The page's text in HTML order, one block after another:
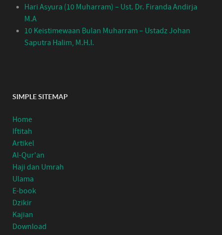
Hari Asyura (10 Muharram) – Ust. Dr. Firanda Andirja
M.A
10 Keistimewaan Bulan Muharram – Ustadz Johan
Saputra Halim, M.H.I.
SIMPLE SITEMAP
Home
Iftitah
Artikel
Al-Qur'an
Haji dan Umrah
Ulama
E-book
Dzikir
Kajian
Download